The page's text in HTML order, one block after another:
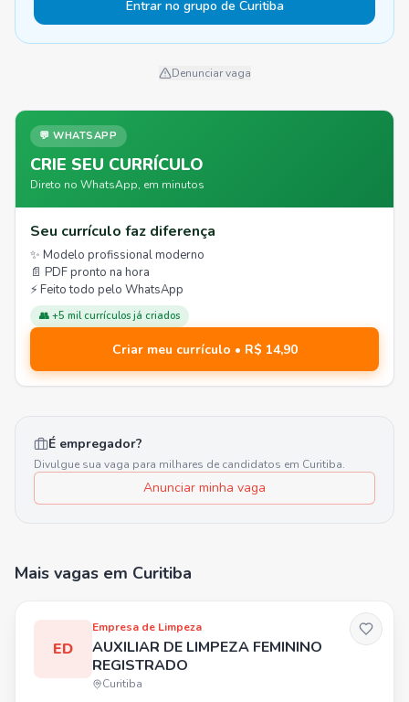
Entrar no grupo de Curitiba
Denunciar vaga
💬 WHATSAPP
CRIE SEU CURRÍCULO
Direto no WhatsApp, em minutos
Seu currículo faz diferença
✨ Modelo profissional moderno
📄 PDF pronto na hora
⚡ Feito todo pelo WhatsApp
👥 +5 mil currículos já criados
Criar meu currículo • R$ 14,90
É empregador?
Divulgue sua vaga para milhares de candidatos em Curitiba.
Anunciar minha vaga
Mais vagas em Curitiba
ED
Empresa de Limpeza
AUXILIAR DE LIMPEZA FEMININO
REGISTRADO
Curitiba